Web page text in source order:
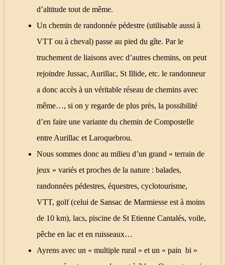
d’altitude tout de même.
Un chemin de randonnée pédestre (utilisable aussi à
VTT ou à cheval) passe au pied du gîte. Par le
truchement de liaisons avec d’autres chemins, on peut
rejoindre Jussac, Aurillac, St Illide, etc. le randonneur
a donc accès à un véritable réseau de chemins avec
même…, si on y regarde de plus près, la possibilité
d’en faire une variante du chemin de Compostelle
entre Aurillac et Laroquebrou.
Nous sommes donc au milieu d’un grand « terrain de
jeux » variés et proches de la nature : balades,
randonnées pédestres, équestres, cyclotourisme,
VTT, golf (celui de Sansac de Marmiesse est à moins
de 10 km), lacs, piscine de St Etienne Cantalés, voile,
pêche en lac et en ruisseaux…
Ayrens avec un « multiple rural » et un « pain bi »